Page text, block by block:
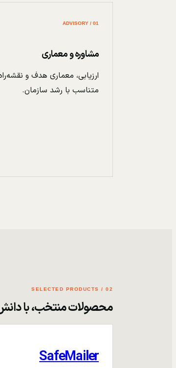
01 / ADVISORY
مشاوره و معماری
ارزیابی، معماری هدف و
متناسب با رشد سازمان.
02 / SELECTED PRODUCTS
محصولات منتخب، با
SafeMailer